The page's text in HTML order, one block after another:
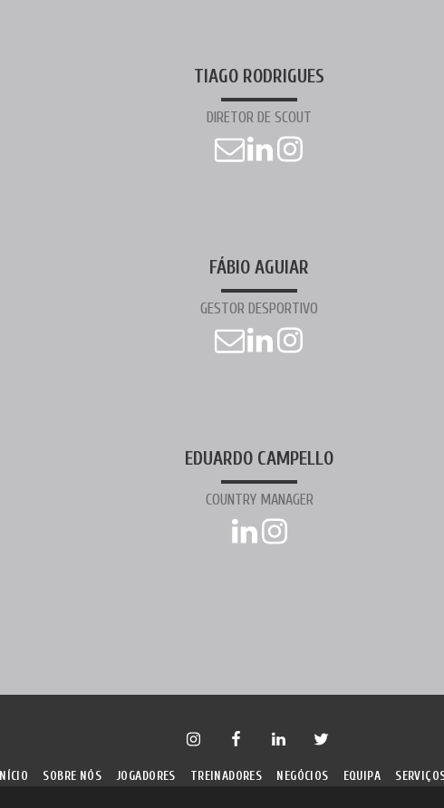
TIAGO RODRIGUES
DIRETOR DE SCOUT
FÁBIO AGUIAR
GESTOR DESPORTIVO
EDUARDO CAMPELLO
COUNTRY MANAGER
INÍCIO SOBRE NÓS JOGADORES TREINADORES NEGÓCIOS EQUIPA